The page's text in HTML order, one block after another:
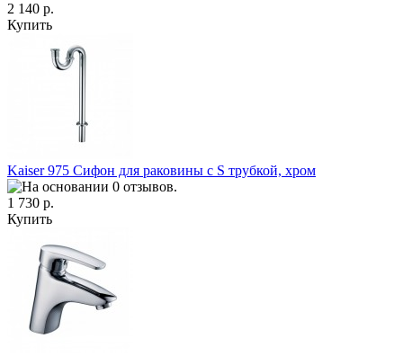
2 140 р.
Купить
Kaiser 975 Сифон для раковины с S трубкой, хром
1 730 р.
Купить